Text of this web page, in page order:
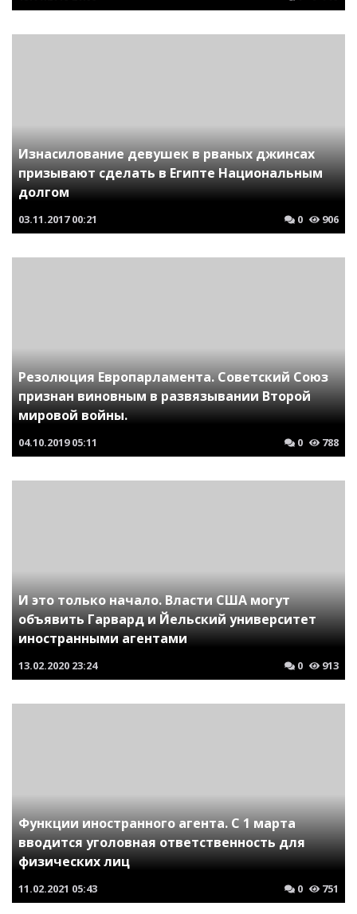
Изнасилование девушек в рваных джинсах
призывают сделать в Египте Национальным
долгом
03.11.2017 00:21 0 906
Резолюция Европарламента. Советский Союз
признан виновным в развязывании Второй
мировой войны.
04.10.2019 05:11 0 788
И это только начало. Власти США могут
объявить Гарвард и Йельский университет
иностранными агентами
13.02.2020 23:24 0 913
Функции иностранного агента. С 1 марта
вводится уголовная ответственность для
физических лиц
11.02.2021 05:43 0 751